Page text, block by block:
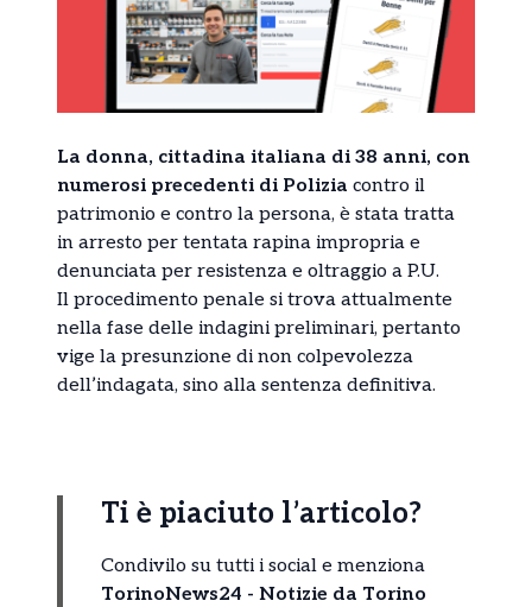
La donna, cittadina italiana di 38 anni, con
numerosi precedenti di Polizia contro il
patrimonio e contro la persona, è stata tratta
in arresto per tentata rapina impropria e
denunciata per resistenza e oltraggio a P.U.
Il procedimento penale si trova attualmente
nella fase delle indagini preliminari, pertanto
vige la presunzione di non colpevolezza
dell’indagata, sino alla sentenza definitiva.
Ti è piaciuto l’articolo?
Condivilo su tutti i social e menziona
TorinoNews24 - Notizie da Torino